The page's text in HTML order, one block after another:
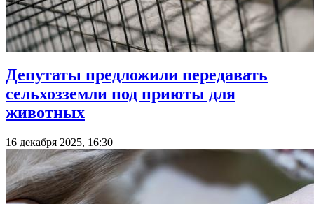
Депутаты предложили передавать
сельхозземли под приюты для
животных
16 декабря 2025, 16:30